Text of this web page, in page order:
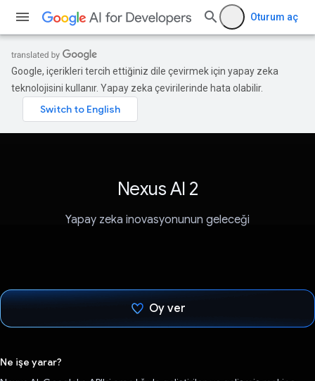
Oturum aç
Google, içerikleri tercih ettiğiniz dile çevirmek için yapay zeka
teknolojisini kullanır. Yapay zeka çevirilerinde hata olabilir.
Nexus AI 2
Yapay zeka inovasyonunun geleceği
Oy ver
Ne işe yarar?